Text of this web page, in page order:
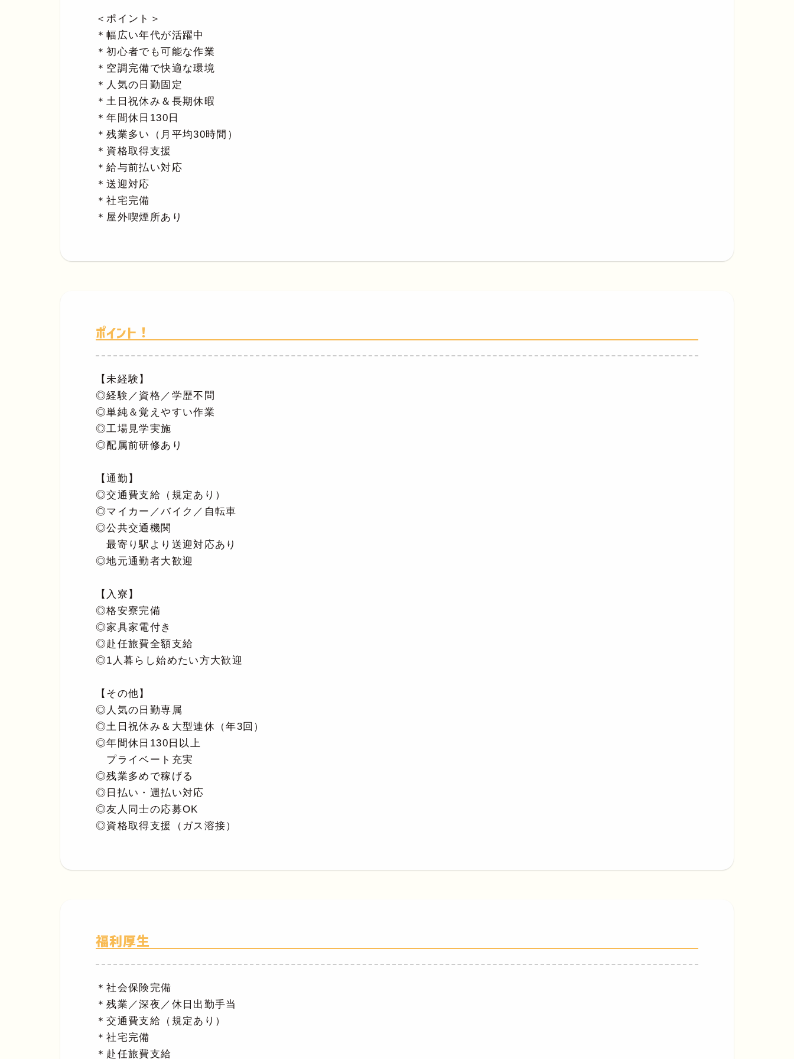
＜ポイント＞
＊幅広い年代が活躍中
＊初心者でも可能な作業
＊空調完備で快適な環境
＊人気の日勤固定
＊土日祝休み＆長期休暇
＊年間休日130日
＊残業多い（月平均30時間）
＊資格取得支援
＊給与前払い対応
＊送迎対応
＊社宅完備
＊屋外喫煙所あり
ポイント！
【未経験】
◎経験／資格／学歴不問
◎単純＆覚えやすい作業
◎工場見学実施
◎配属前研修あり
【通勤】
◎交通費支給（規定あり）
◎マイカー／バイク／自転車
◎公共交通機関
最寄り駅より送迎対応あり
◎地元通勤者大歓迎
【入寮】
◎格安寮完備
◎家具家電付き
◎赴任旅費全額支給
◎1人暮らし始めたい方大歓迎
【その他】
◎人気の日勤専属
◎土日祝休み＆大型連休（年3回）
◎年間休日130日以上
プライベート充実
◎残業多めで稼げる
◎日払い・週払い対応
◎友人同士の応募OK
◎資格取得支援（ガス溶接）
福利厚生
＊社会保険完備
＊残業／深夜／休日出勤手当
＊交通費支給（規定あり）
＊社宅完備
＊赴任旅費支給